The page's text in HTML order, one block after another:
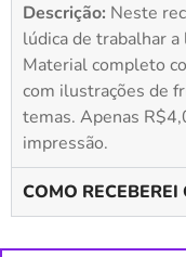
Descrição: Neste
lúdica de trabalhar
Material completo
com ilustrações de
temas. Apenas
impressão.
COMO